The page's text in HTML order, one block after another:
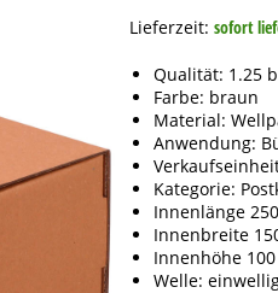
Lieferzeit:sofort
Qualität: 1.25 b
Farbe: braun
Material:
Anwendung:
Kategorie:
Innenlänge
Innenbreite
Innenhöhe
Welle: